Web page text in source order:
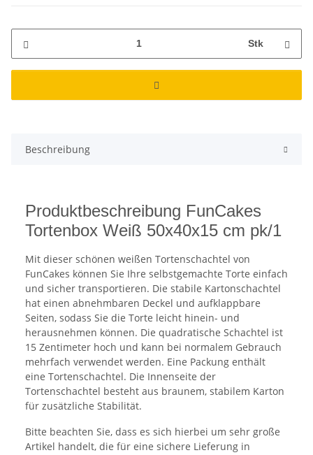
Stk
Beschreibung
Produktbeschreibung FunCakes
Tortenbox Weiß 50x40x15 cm pk/1
Mit dieser schönen weißen Tortenschachtel von
FunCakes können Sie Ihre selbstgemachte Torte einfach
und sicher transportieren. Die stabile Kartonschachtel
hat einen abnehmbaren Deckel und aufklappbare
Seiten, sodass Sie die Torte leicht hinein- und
herausnehmen können. Die quadratische Schachtel ist
15 Zentimeter hoch und kann bei normalem Gebrauch
mehrfach verwendet werden. Eine Packung enthält
eine Tortenschachtel. Die Innenseite der
Tortenschachtel besteht aus braunem, stabilem Karton
für zusätzliche Stabilität.
Bitte beachten Sie, dass es sich hierbei um sehr große
Artikel handelt, die für eine sichere Lieferung in